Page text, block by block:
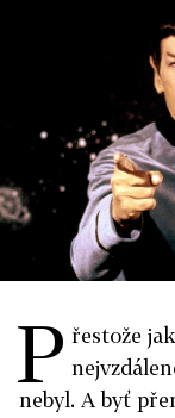
P řestože
nebyl. A byť